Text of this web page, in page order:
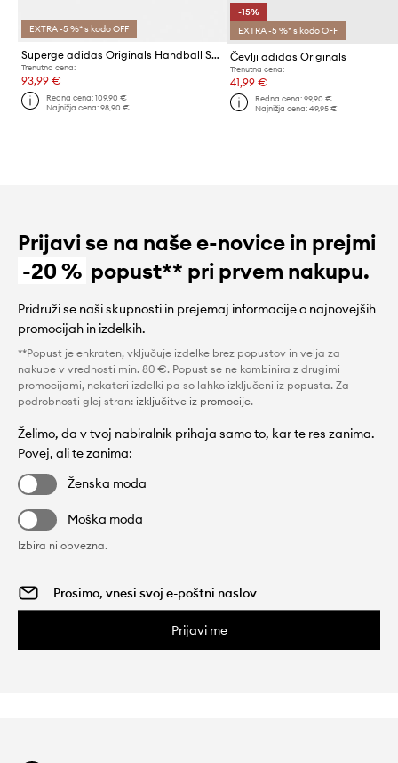
EXTRA -5 %* s kodo OFF
Superge adidas Originals Handball Spezial
Trenutna cena:
93,99 €
Redna cena:109,90 €
Najnižja cena:98,90 €
-15%
EXTRA -5 %* s kodo OFF
Čevlji adidas Originals
Trenutna cena:
41,99 €
Redna cena: 99,90 €
Najnižja cena: 49,95 €
Prijavi se na naše e-novice in prejmi
-20 % popust** pri prvem nakupu.
Pridruži se naši skupnosti in prejemaj informacije o najnovejših
promocijah in izdelkih.
**Popust je enkraten, vključuje izdelke brez popustov in velja za
nakupe v vrednosti min. 80 €. Popust se ne kombinira z drugimi
promocijami, nekateri izdelki pa so lahko izključeni iz popusta. Za
podrobnosti glej stran: izključitve iz promocije.
Želimo, da v tvoj nabiralnik prihaja samo to, kar te res zanima.
Povej, ali te zanima:
Ženska moda
Moška moda
Izbira ni obvezna.
Prijavi me